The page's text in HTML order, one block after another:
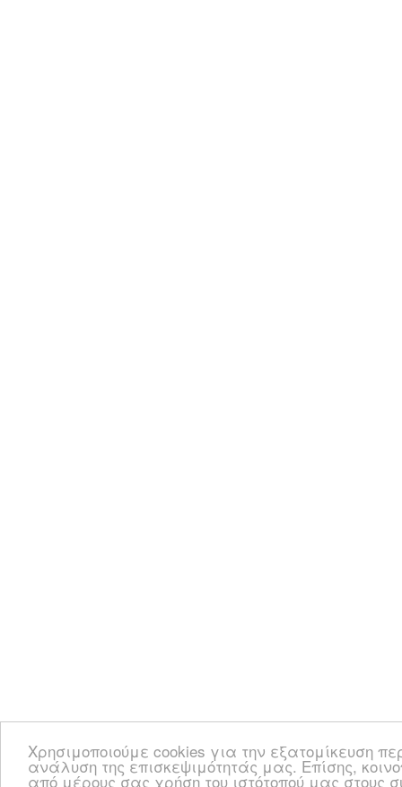
Χρησιμοποιούμε cookies για την εξατομίκευση
ανάλυση της επισκεψιμότητάς μας. Επίσης,
από μέρους σας χρήση του ιστότοπού μας